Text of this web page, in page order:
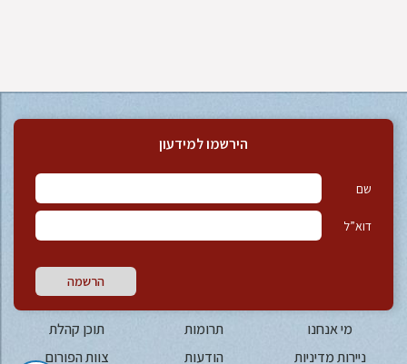
הירשמו למידעון
שם
דוא”ל
הרשמה
מי אנחנו תרומות
תוכן קהלת
ניירות מדיניות
הודעות צוות הפורום